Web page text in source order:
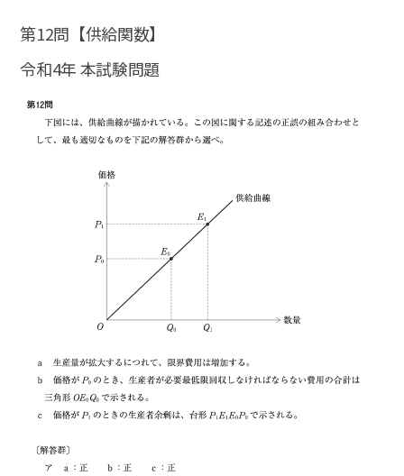
第12問【供給関数】
令和4年 本試験問題